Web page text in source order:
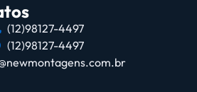
(12)98127-4497
(12)98127-4497